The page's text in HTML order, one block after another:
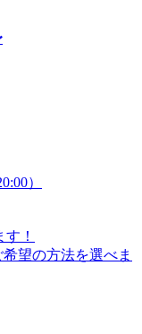
）
！
望の方法を選べま